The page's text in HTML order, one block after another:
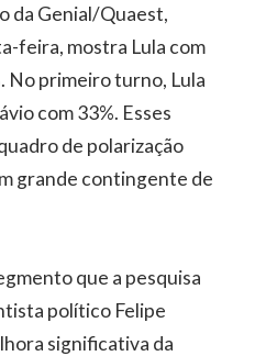
da Genial/Quaest,
feira, mostra Lula com
No primeiro turno, Lula
com 33%. Esses
de polarização
grande contingente de
que a pesquisa
político Felipe
significativa da